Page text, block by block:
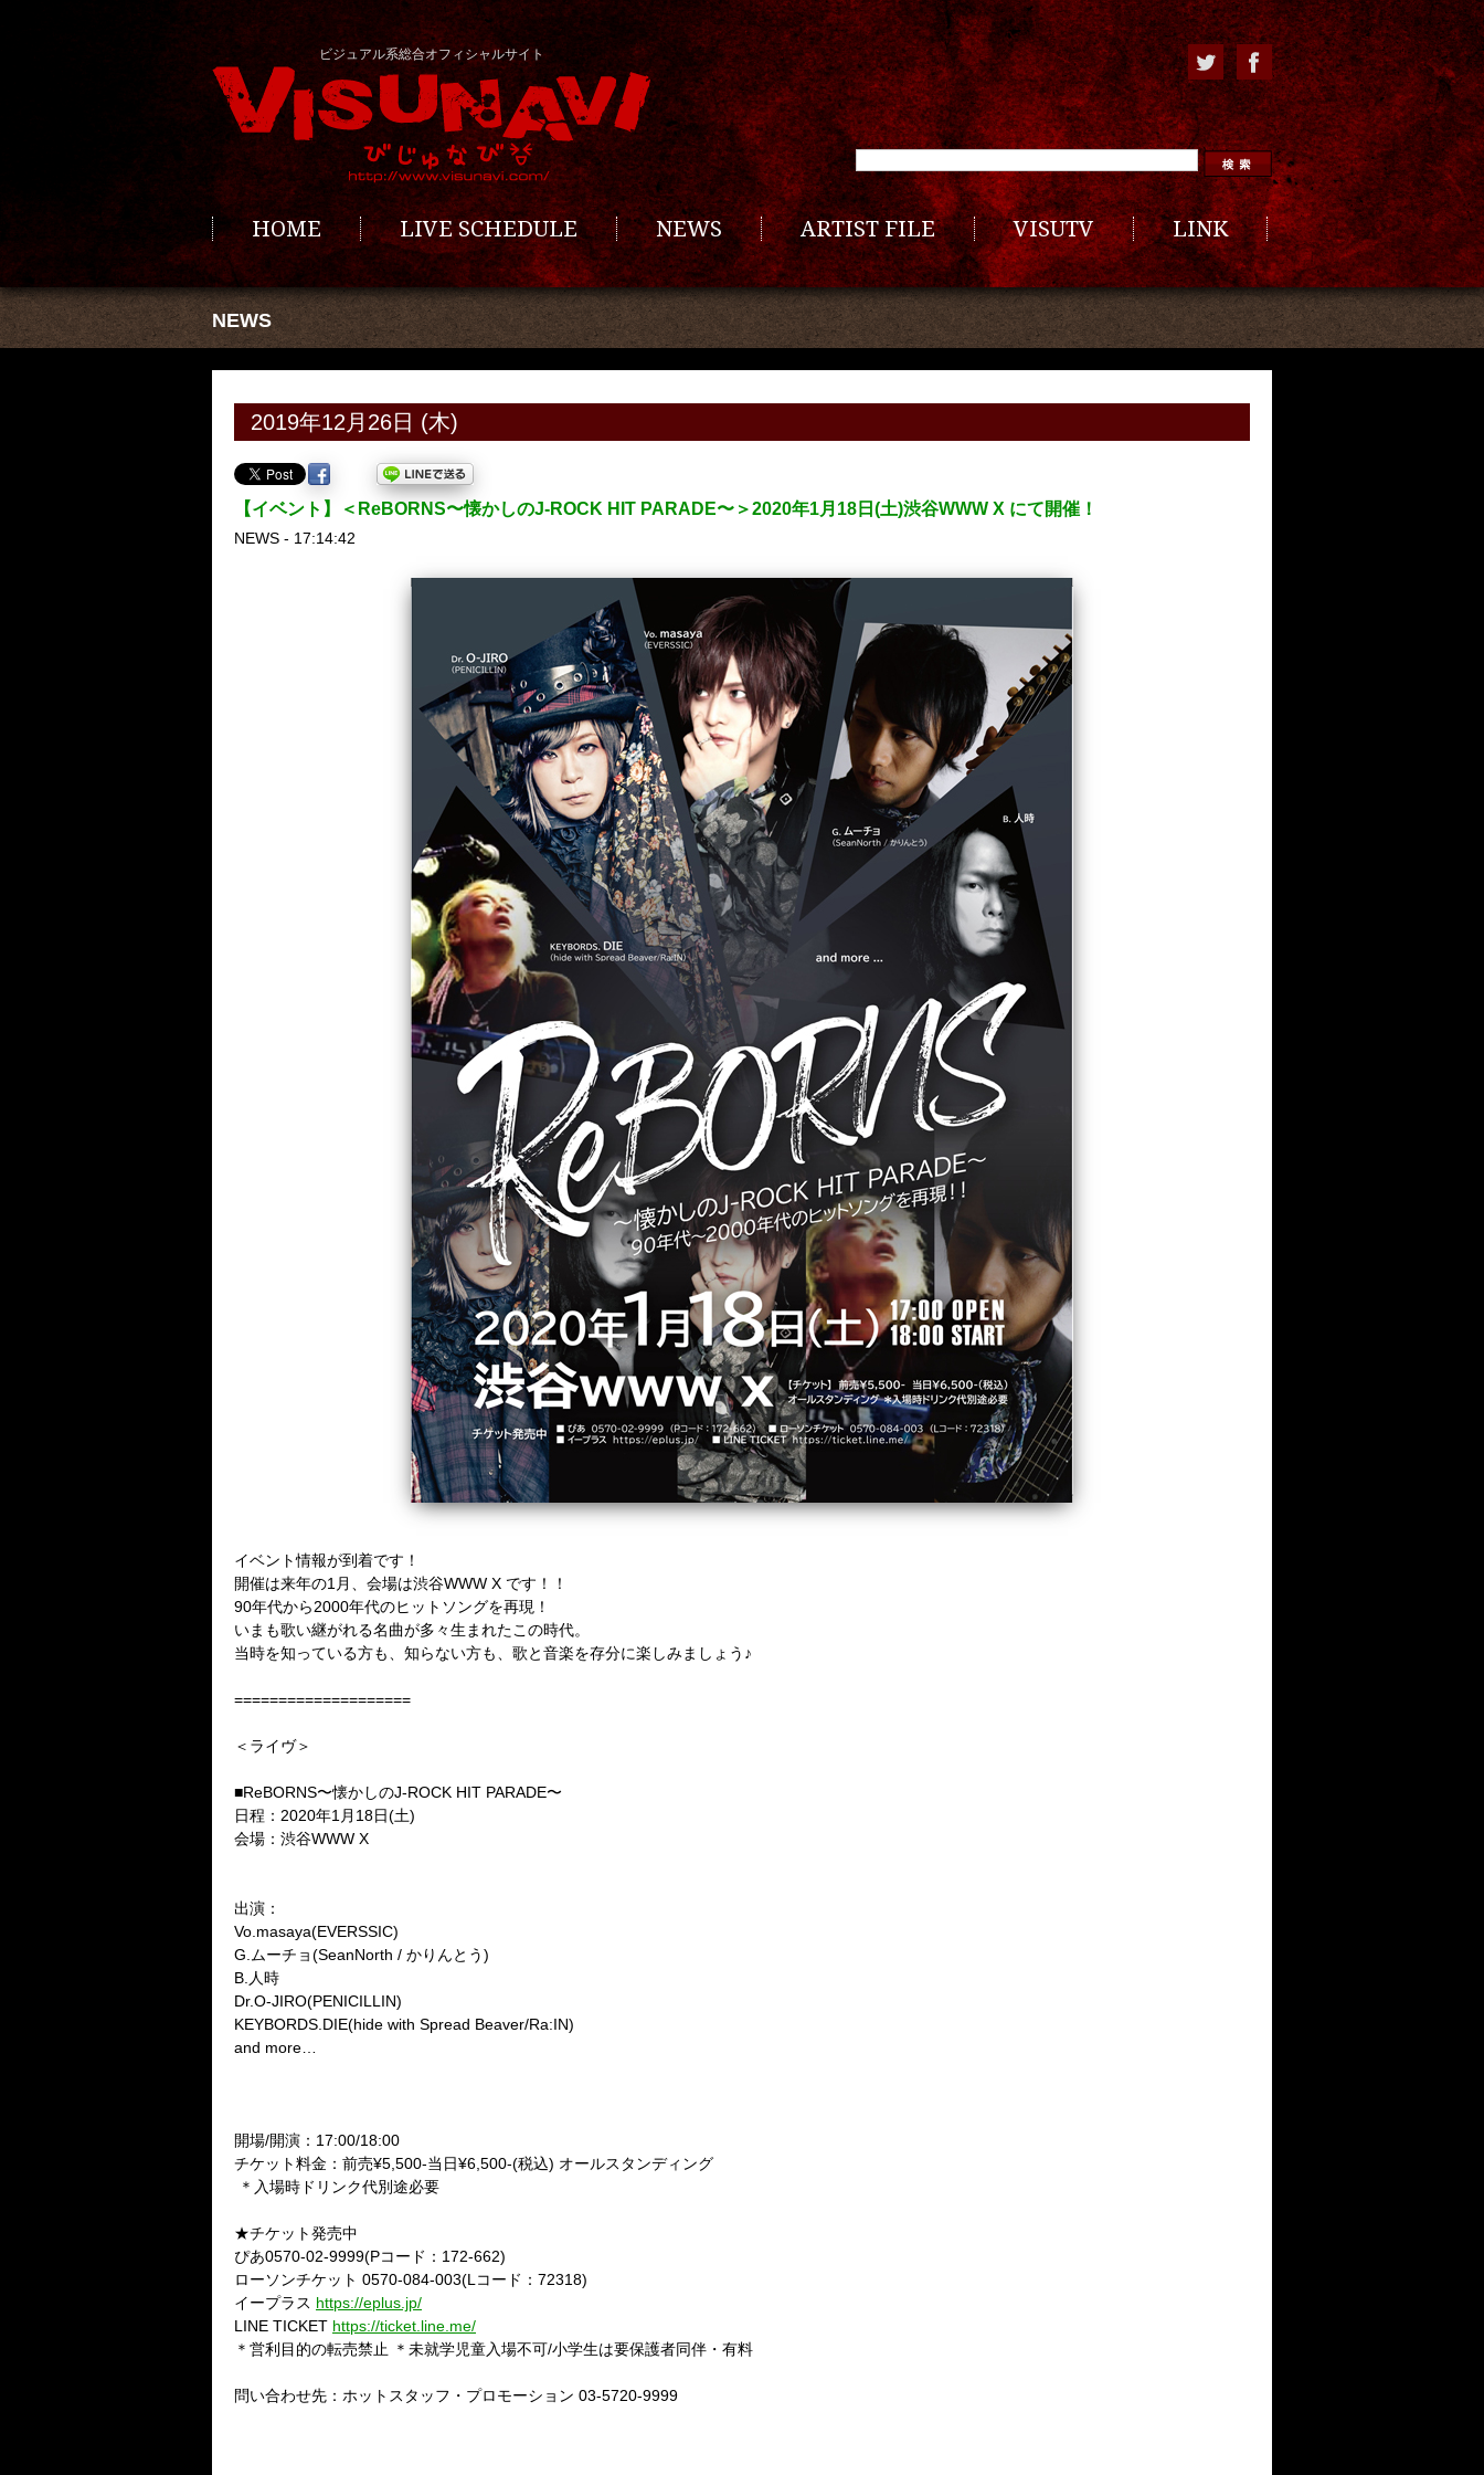
ビジュアル系総合オフィシャルサイト
HOME LIVE SCHEDULE NEWS ARTIST FILE VISUTV LINK
NEWS
2019年12月26日 (木)
【イベント】＜ReBORNS〜懐かしのJ-ROCK HIT PARADE〜＞2020年1月18日(土)渋谷WWW X にて開催！
NEWS - 17:14:42
イベント情報が到着です！
開催は来年の1月、会場は渋谷WWW X です！！
90年代から2000年代のヒットソングを再現！
いまも歌い継がれる名曲が多々生まれたこの時代。
当時を知っている方も、知らない方も、歌と音楽を存分に楽しみましょう♪
====================
＜ライヴ＞
■ReBORNS〜懐かしのJ-ROCK HIT PARADE〜
日程：2020年1月18日(土)
会場：渋谷WWW X
出演：
Vo.masaya(EVERSSIC)
G.ムーチョ(SeanNorth / かりんとう)
B.人時
Dr.O-JIRO(PENICILLIN)
KEYBORDS.DIE(hide with Spread Beaver/Ra:IN)
and more…
開場/開演：17:00/18:00
チケット料金：前売¥5,500-当日¥6,500-(税込) オールスタンディング
＊入場時ドリンク代別途必要
★チケット発売中
ぴあ0570-02-9999(Pコード：172-662)
ローソンチケット 0570-084-003(Lコード：72318)
イープラス https://eplus.jp/
LINE TICKET https://ticket.line.me/
＊営利目的の転売禁止 ＊未就学児童入場不可/小学生は要保護者同伴・有料
問い合わせ先：ホットスタッフ・プロモーション 03-5720-9999